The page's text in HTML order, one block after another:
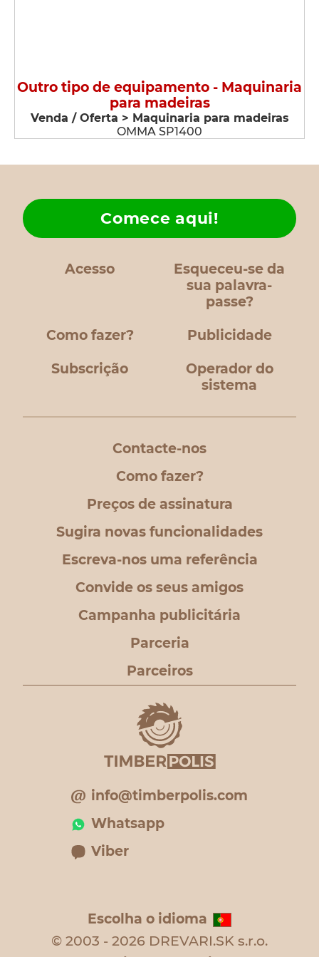
Outro tipo de equipamento - Maquinaria
para madeiras
Venda / Oferta > Maquinaria para madeiras
OMMA SP1400
Acesso
Esqueceu-se da
sua palavra-
passe?
Como fazer?
Comece aqui!
Publicidade
Subscrição
Operador do
sistema
Contacte-nos
Como fazer?
Preços de assinatura
Sugira novas funcionalidades
Escreva-nos uma referência
Convide os seus amigos
Campanha publicitária
Parceria
Parceiros
info@timberpolis.com
Whatsapp
Viber
Escolha o idioma
© 2003 - 2026 DREVARI.SK s.r.o.